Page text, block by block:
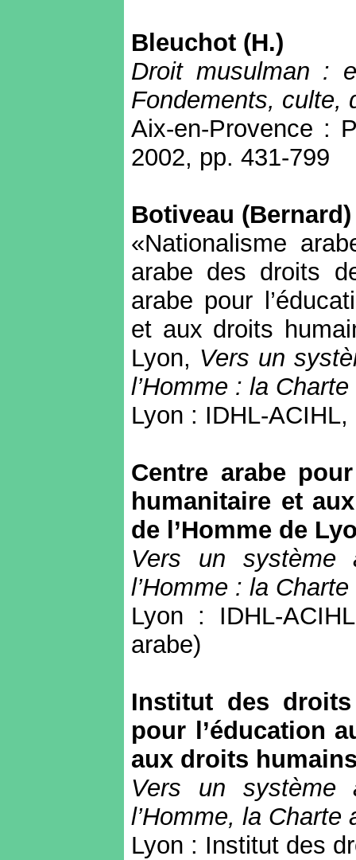
Bleuchot (H.)
Droit musulman :
Fondements, culte,
Aix-en-Provence :
2002, pp. 431-799
Botiveau (Bernard)
«Nationalisme
arabe des droits
arabe pour
et aux droits
Lyon, Vers un
l’Homme : la
Lyon : IDHL-
Centre arabe
humanitaire et
de l’Homme de
Vers un système
l’Homme : la
Lyon : IDHL-
arabe)
Institut des droits
pour l’éducation
aux droits
Vers un système
l’Homme, la Charte
Lyon : Institut des